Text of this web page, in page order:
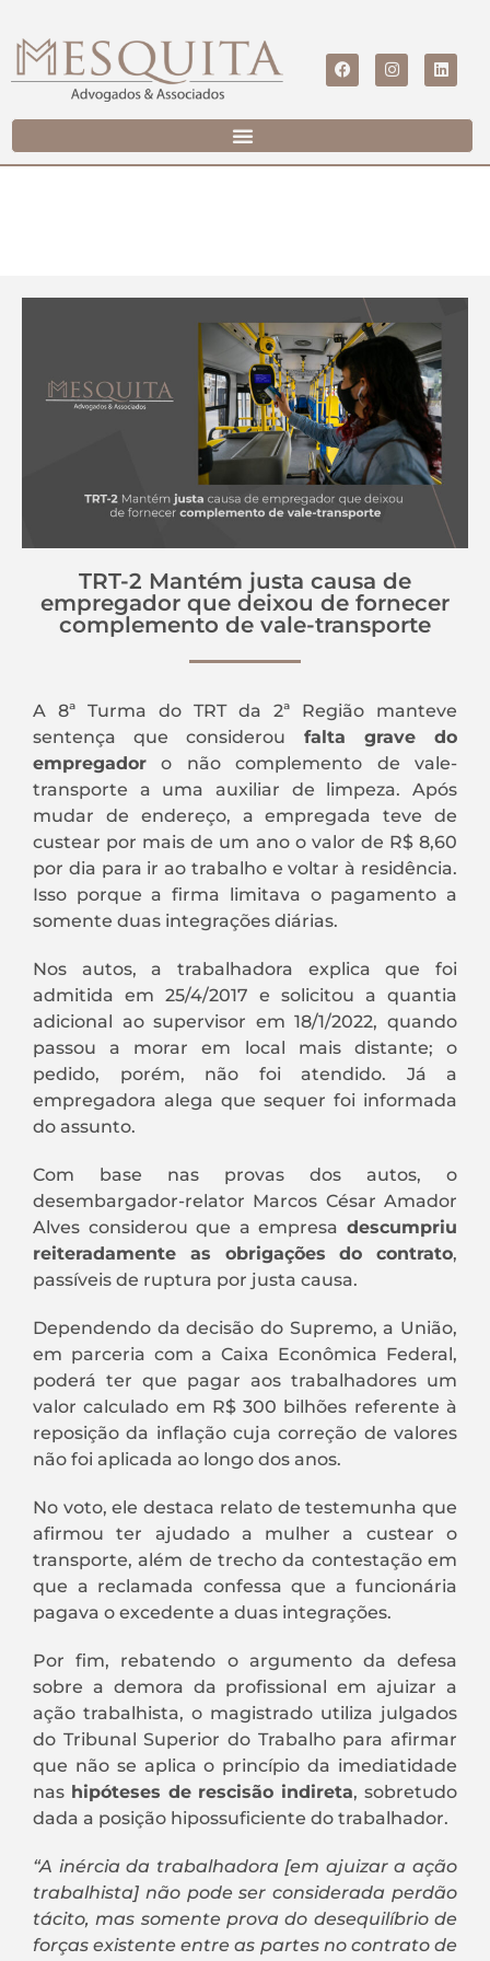
TRT-2 Mantém justa causa de
empregador que deixou de fornecer
complemento de vale-transporte
A 8ª Turma do TRT da 2ª Região manteve
sentença que considerou falta grave do
empregador o não complemento de vale-
transporte a uma auxiliar de limpeza. Após
mudar de endereço, a empregada teve de
custear por mais de um ano o valor de R$ 8,60
por dia para ir ao trabalho e voltar à residência.
Isso porque a firma limitava o pagamento a
somente duas integrações diárias.
Nos autos, a trabalhadora explica que foi
admitida em 25/4/2017 e solicitou a quantia
adicional ao supervisor em 18/1/2022, quando
passou a morar em local mais distante; o
pedido, porém, não foi atendido. Já a
empregadora alega que sequer foi informada
do assunto.
Com base nas provas dos autos, o
desembargador-relator Marcos César Amador
Alves considerou que a empresa descumpriu
reiteradamente as obrigações do contrato,
passíveis de ruptura por justa causa.
Dependendo da decisão do Supremo, a União,
em parceria com a Caixa Econômica Federal,
poderá ter que pagar aos trabalhadores um
valor calculado em R$ 300 bilhões referente à
reposição da inflação cuja correção de valores
não foi aplicada ao longo dos anos.
No voto, ele destaca relato de testemunha que
afirmou ter ajudado a mulher a custear o
transporte, além de trecho da contestação em
que a reclamada confessa que a funcionária
pagava o excedente a duas integrações.
Por fim, rebatendo o argumento da defesa
sobre a demora da profissional em ajuizar a
ação trabalhista, o magistrado utiliza julgados
do Tribunal Superior do Trabalho para afirmar
que não se aplica o princípio da imediatidade
nas hipóteses de rescisão indireta, sobretudo
dada a posição hipossuficiente do trabalhador.
“A inércia da trabalhadora [em ajuizar a ação
trabalhista] não pode ser considerada perdão
tácito, mas somente prova do desequilíbrio de
forças existente entre as partes no contrato de